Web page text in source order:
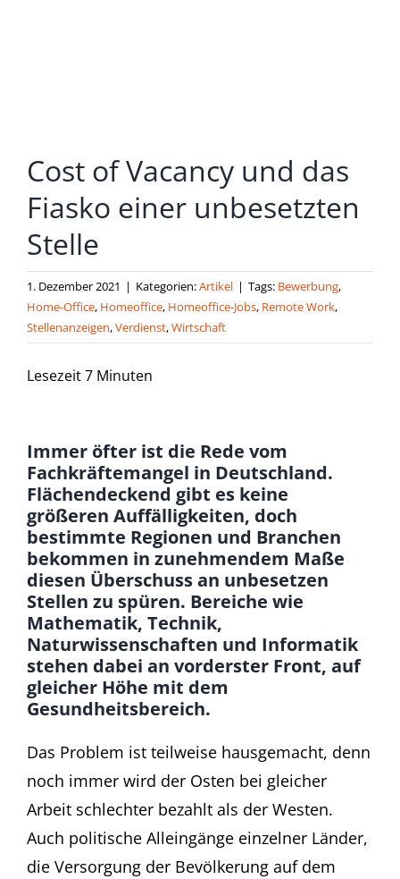
Cost of Vacancy und das
Fiasko einer unbesetzten
Stelle
1. Dezember 2021 | Kategorien:Artikel | Tags: Bewerbung,
Home-Office, Homeoffice, Homeoffice-Jobs, Remote Work,
Stellenanzeigen,Verdienst,Wirtschaft
Lesezeit7 Minuten
Immer öfter ist die Rede vom
Fachkräftemangel in Deutschland.
Flächendeckend gibt es keine
größeren Auffälligkeiten, doch
bestimmte Regionen und Branchen
bekommen in zunehmendem Maße
diesen Überschuss an unbesetzen
Stellen zu spüren. Bereiche wie
Mathematik, Technik,
Naturwissenschaften und Informatik
stehen dabei an vorderster Front, auf
gleicher Höhe mit dem
Gesundheitsbereich.
Das Problem ist teilweise hausgemacht, denn
noch immer wird der Osten bei gleicher
Arbeit schlechter bezahlt als der Westen.
Auch politische Alleingänge einzelner Länder,
die Versorgung der Bevölkerung auf dem